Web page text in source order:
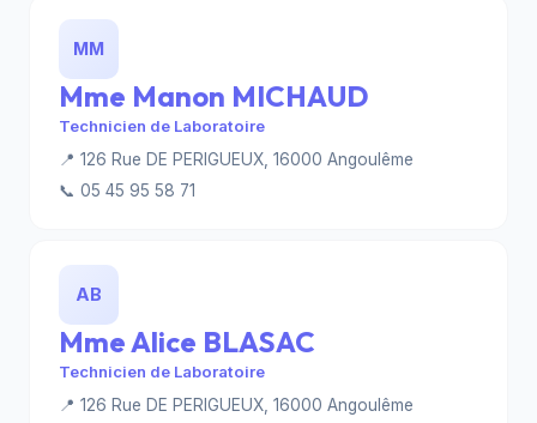
MM
Mme Manon MICHAUD
Technicien de Laboratoire
📍 126 Rue DE PERIGUEUX, 16000 Angoulême
📞 05 45 95 58 71
AB
Mme Alice BLASAC
Technicien de Laboratoire
📍 126 Rue DE PERIGUEUX, 16000 Angoulême